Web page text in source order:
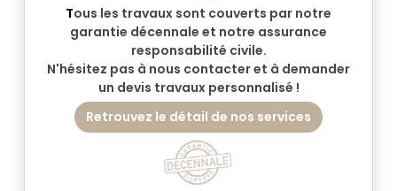
Tous les travaux sont couverts par notre
garantie décennale et notre assurance
responsabilité civile.
N'hésitez pas à nous contacter et à demander
un devis travaux personnalisé !
Retrouvez le détail de nos services